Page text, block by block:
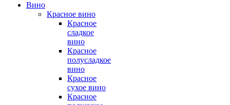
Вино
Красное вино
Красное
сладкое
вино
Красное
полусладкое
вино
Красное
сухое вино
Красное